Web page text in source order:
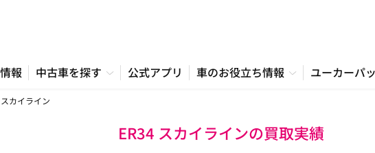
報 中古車を探す 公式アプリ 車のお役立ち情報 ユーカーパ
カイライン
ER34 スカイラインの買取実績